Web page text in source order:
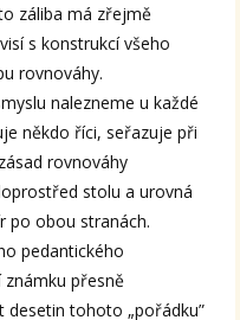
záliba má zřejmě
s konstrukcí všeho
rovnováhy.
nalezneme u každé
někdo říci, seřazuje při
rovnováhy
stolu a urovná
po obou stranách.
pedantického
přesně
desetin tohoto „pořádku”